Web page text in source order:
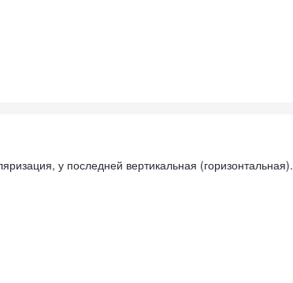
у последней вертикальная (горизонтальная).